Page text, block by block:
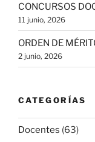
CONCURSOS
11 junio, 2026
ORDEN DE
2 junio, 2026
CATEGORÍAS
Docentes (63)